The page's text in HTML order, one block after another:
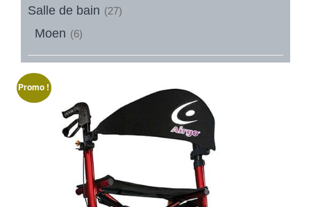
Salle de bain (27)
Moen (6)
Promo !